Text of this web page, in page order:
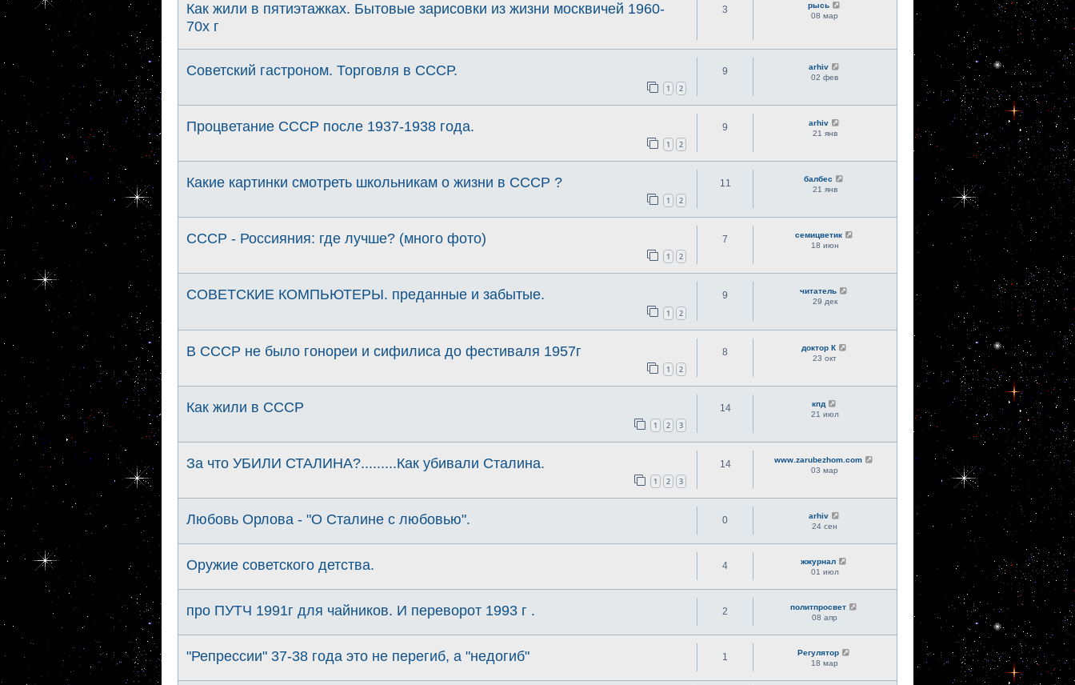
Как жили в пятиэтажках. Бытовые зарисовки из жизни москвичей 1960-
70х г
3
рысь
08 мар
Советский гастроном. Торговля в СССР.
1 2
9
arhiv
02 фев
Процветание СССР после 1937-1938 года.
1 2
9
arhiv
21 янв
Какие картинки смотреть школьникам о жизни в СССР ?
1 2
11
балбес
21 янв
СССР - Россияния: где лучше? (много фото)
1 2
7
семицветик
18 июн
СОВЕТСКИЕ КОМПЬЮТЕРЫ. преданные и забытые.
1 2
9
читатель
29 дек
В СССР не было гонореи и сифилиса до фестиваля 1957г
1 2
8
доктор К
23 окт
Как жили в СССР
1 2 3
14
кпд
21 июл
За что УБИЛИ СТАЛИНА?.........Как убивали Сталина.
1 2 3
14
www.zarubezhom.com
03 мар
Любовь Орлова - "О Сталине с любовью". 0
arhiv
24 сен
Оружие советского детства. 4
жжурнал
01 июл
про ПУТЧ 1991г для чайников. И переворот 1993 г . 2
политпросвет
08 апр
"Репрессии" 37-38 года это не перегиб, а "недогиб" 1
Регулятор
18 мар